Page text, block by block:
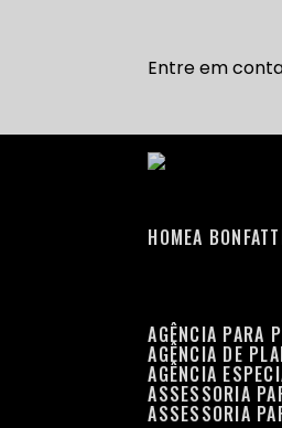
Entre em
HOME A
AGÊNCIA PARA
AGÊNCIA DE
AGÊNCIA
ASSESSORIA
ASSESSORIA